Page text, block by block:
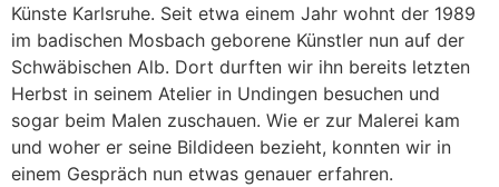
Künste Karlsruhe. Seit etwa einem Jahr wohnt der 1989
im badischen Mosbach geborene Künstler nun auf der
Schwäbischen Alb. Dort durften wir ihn bereits letzten
Herbst in seinem Atelier in Undingen besuchen und
sogar beim Malen zuschauen. Wie er zur Malerei kam
und woher er seine Bildideen bezieht, konnten wir in
einem Gespräch nun etwas genauer erfahren.